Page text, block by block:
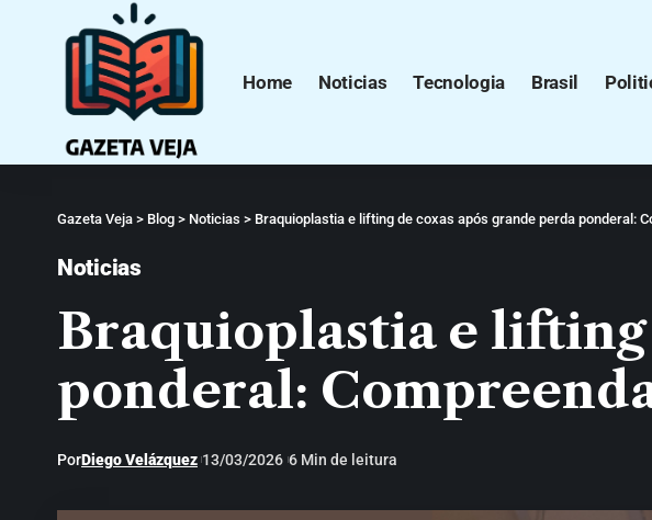
Home Noticias Tecnologia Brasil
Gazeta Veja > Blog > Noticias > Braquioplastia e lifting de coxas após grande perda ponderal:
Noticias
Braquioplastia e lifting
ponderal:
PorDiego Velázquez 13/03/2026 6 Min de leitura